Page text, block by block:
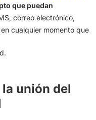
que puedan
correo electrónico,
cualquier momento que
unión del